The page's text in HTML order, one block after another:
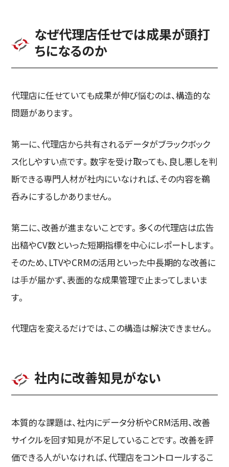
なぜ代理店任せでは成果が頭打
ちになるのか
代理店に任せていても成果が伸び悩むのは、構造的な
問題があります。
第一に、代理店から共有されるデータがブラックボック
ス化しやすい点です。数字を受け取っても、良し悪しを判
断できる専門人材が社内にいなければ、その内容を鵜
呑みにするしかありません。
第二に、改善が進まないことです。多くの代理店は広告
出稿やCV数といった短期指標を中心にレポートします。
そのため、LTVやCRMの活用といった中長期的な改善に
は手が届かず、表面的な成果管理で止まってしまいま
す。
代理店を変えるだけでは、この構造は解決できません。
社内に改善知見がない
本質的な課題は、社内にデータ分析やCRM活用、改善
サイクルを回す知見が不足していることです。改善を評
価できる人がいなければ、代理店をコントロールするこ